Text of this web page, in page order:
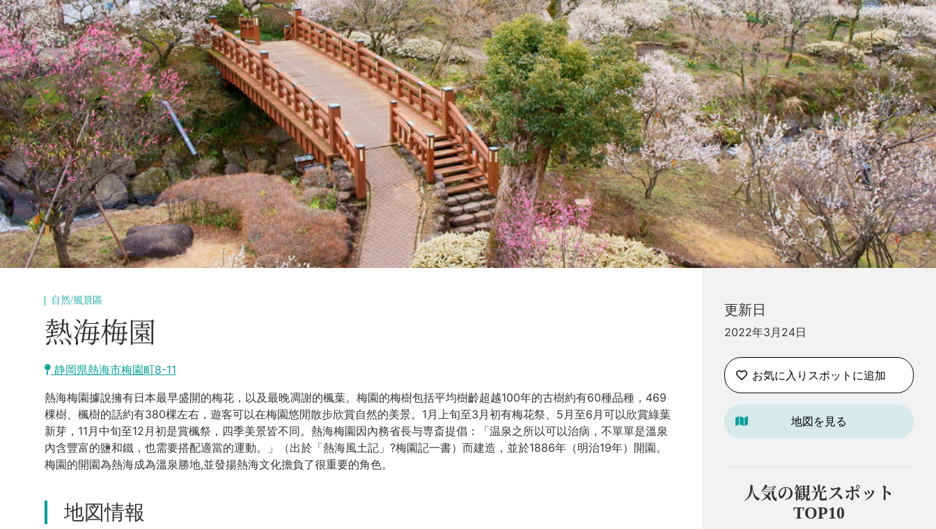
自然/風景區
熱海梅園
静岡県熱海市梅園町8-11
熱海梅園據說擁有日本最早盛開的梅花，以及最晚凋謝的楓葉。梅園的梅樹包括平均樹齡超越100年的古樹約有60種品種，469
棵樹、楓樹的話約有380棵左右，遊客可以在梅園悠閒散步欣賞自然的美景。1月上旬至3月初有梅花祭、5月至6月可以欣賞綠葉
新芽，11月中旬至12月初是賞楓祭，四季美景皆不同。熱海梅園因內務省長与専斎提倡：「温泉之所以可以治病，不單單是溫泉
內含豐富的鹽和鐵，也需要搭配適當的運動。」（出於「熱海風土記」?梅園記一書）而建造，並於1886年（明治19年）開園。
梅園的開園為熱海成為溫泉勝地,並發揚熱海文化擔負了很重要的角色。
地図情報
更新日
2022年3月24日
お気に入りスポットに追加
地図を見る
人気の観光スポット
TOP10